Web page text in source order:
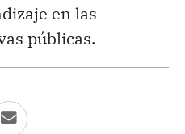
en las
públicas.